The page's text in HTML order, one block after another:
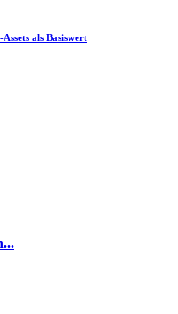
als Basiswert